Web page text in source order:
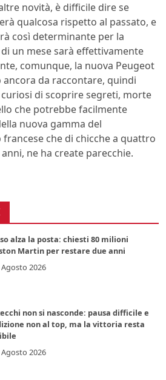
novità, è difficile dire se
qualcosa rispetto al passato, e
così determinante per la
un mese sarà effettivamente
comunque, la nuova Peugeot
da raccontare, quindi
di scoprire segreti, morte
che potrebbe facilmente
nuova gamma del
che di chicche a quattro
ne ha create parecchie.
alza la posta: chiesti 80 milioni
Martin per restare due anni
2026
non si nasconde: pausa difficile e
non al top, ma la vittoria resta
2026